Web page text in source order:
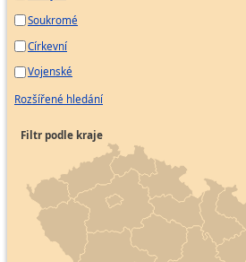
Soukromé
Církevní
Vojenské
Rozšířené hledání
Filtr podle kraje